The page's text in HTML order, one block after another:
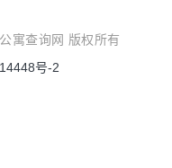
寓查询网 版权所有
号-2